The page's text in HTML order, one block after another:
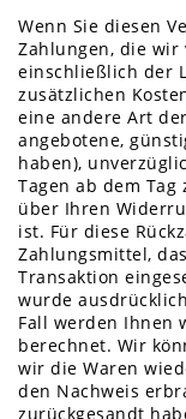
Wenn Sie diesen
Zahlungen, die
einschließlich der
zusätzlichen
eine andere Art
angebotene,
haben),
Tagen ab dem
über Ihren
ist. Für diese
Zahlungsmittel,
Transaktion
wurde
Fall werden Ihnen
berechnet. Wir
wir die Waren
den Nachweis
zurückgesandt